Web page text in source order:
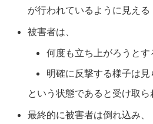
が行われているように見える
被害者は、
何度も立ち上がろうとす
明確に反撃する様子は見
という状態であると受け取ら
最終的に被害者は倒れ込み、